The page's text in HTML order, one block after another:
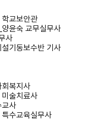
교보안관
윤숙 교무실무사
사
기동보수반 기사
복지사
술치료사
사
수교육실무사